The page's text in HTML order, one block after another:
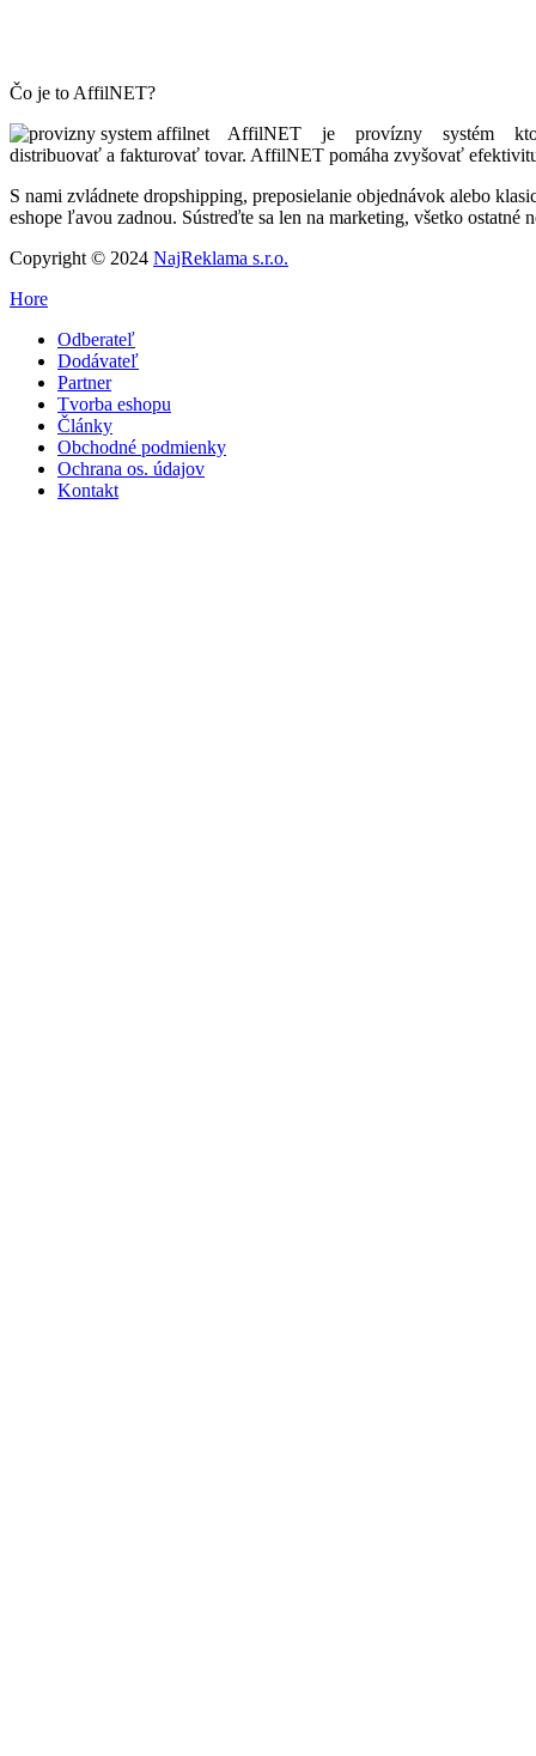
Čo je to AffilNET?
AffilNET je provízny systém
distribuovať a fakturovať tovar. AffilNET pomáha zvyšovať
S nami zvládnete dropshipping, preposielanie objednávok alebo
eshope ľavou zadnou. Sústreďte sa len na marketing, všetko ostatné
Copyright © 2024 NajReklama s.r.o.
Hore
Odberateľ
Dodávateľ
Partner
Tvorba eshopu
Články
Obchodné podmienky
Ochrana os. údajov
Kontakt